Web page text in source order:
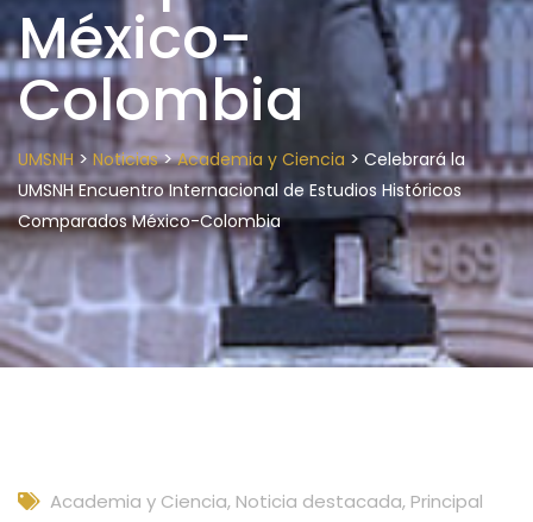
México-
Colombia
UMSNH > Noticias>Academia y Ciencia > Celebrará la
UMSNH Encuentro Internacional de Estudios Históricos
Comparados México-Colombia
Academia y Ciencia, Noticia destacada, Principal